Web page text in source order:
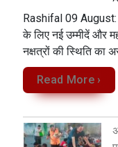
Rashifal 09 August:
के लिए नई उम्मीदें और
नक्षत्रों की स्थिति का
Read More ›